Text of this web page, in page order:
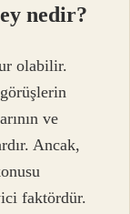
nedir?
olabilir.
ve
Ancak,
faktördür.